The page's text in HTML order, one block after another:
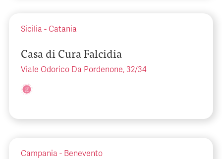
Sicilia - Catania
Casa di Cura Falcidia
Viale Odorico Da Pordenone, 32/34
Campania - Benevento